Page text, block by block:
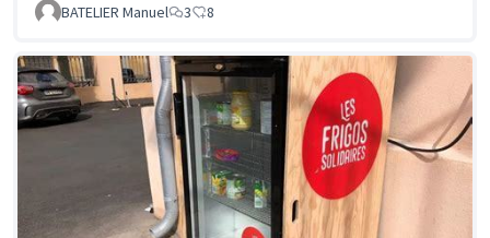
BATELIER Manuel
3 8